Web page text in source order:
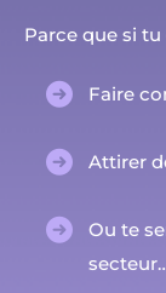
Parce que si tu
Faire
Attirer
Ou te